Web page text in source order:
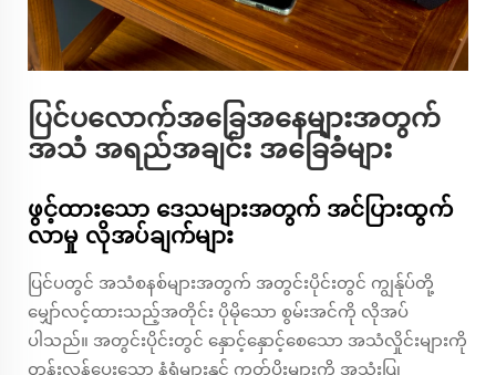
ပြင်ပလောက်အခြေအနေများအတွက်
အသံ အရည်အချင်း အခြေခံများ
ဖွင့်ထားသော ဒေသများအတွက် အင်ပြားထွက်
လာမှု လိုအပ်ချက်များ
ပြင်ပတွင် အသံစနစ်များအတွက် အတွင်းပိုင်းတွင် ကျွန်ုပ်တို့
မျှော်လင့်ထားသည့်အတိုင်း ပိုမိုသော စွမ်းအင်ကို လိုအပ်
ပါသည်။ အတွင်းပိုင်းတွင် နှောင့်နှောင့်စေသော အသံလှိုင်းများကို
တွန်းလှန်ပေးသော နံရံများနှင့် ကုတ်ပိုးများကို အသုံးပြု